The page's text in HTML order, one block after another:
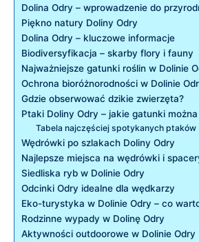
Dolina Odry – wprowadzenie do
Piękno⁢ natury Doliny Odry
Dolina Odry⁢ –‍ kluczowe informacje
Biodiversyfikacja – skarby⁣ flory i fauny
Najważniejsze‍ gatunki roślin w Dolinie
Ochrona bioróżnorodności w Dolinie
Gdzie obserwować dzikie zwierzęta?
Ptaki Doliny​ Odry – jakie ​gatunki
Tabela najczęściej⁤ spotykanych ptaków
Wędrówki‍ po szlakach Doliny​ Odry
Najlepsze miejsca na ​wędrówki ⁣i
Siedliska⁣ ryb w Dolinie Odry
Odcinki Odry idealne⁣ dla ​wędkarzy
Eko-turystyka w Dolinie Odry – co
Rodzinne wypady w Dolinę Odry
Aktywności outdoorowe w Dolinie Odry